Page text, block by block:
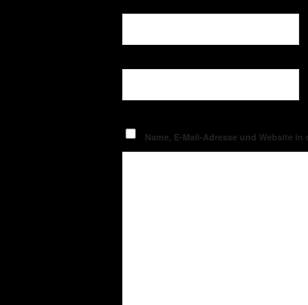
Name, E-Mail-Adresse und Website